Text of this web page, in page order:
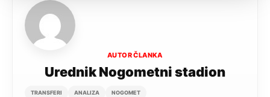
AUTOR ČLANKA
Urednik Nogometni stadion
TRANSFERI ANALIZA NOGOMET